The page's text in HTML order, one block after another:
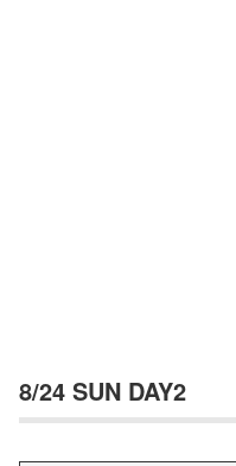
8/24 SUN DAY2